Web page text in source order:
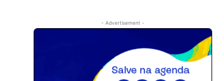
- Advertisement -